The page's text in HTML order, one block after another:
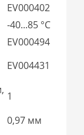
EV000402
-40...85 °C
EV000494
EV004431
1
0,97 мм